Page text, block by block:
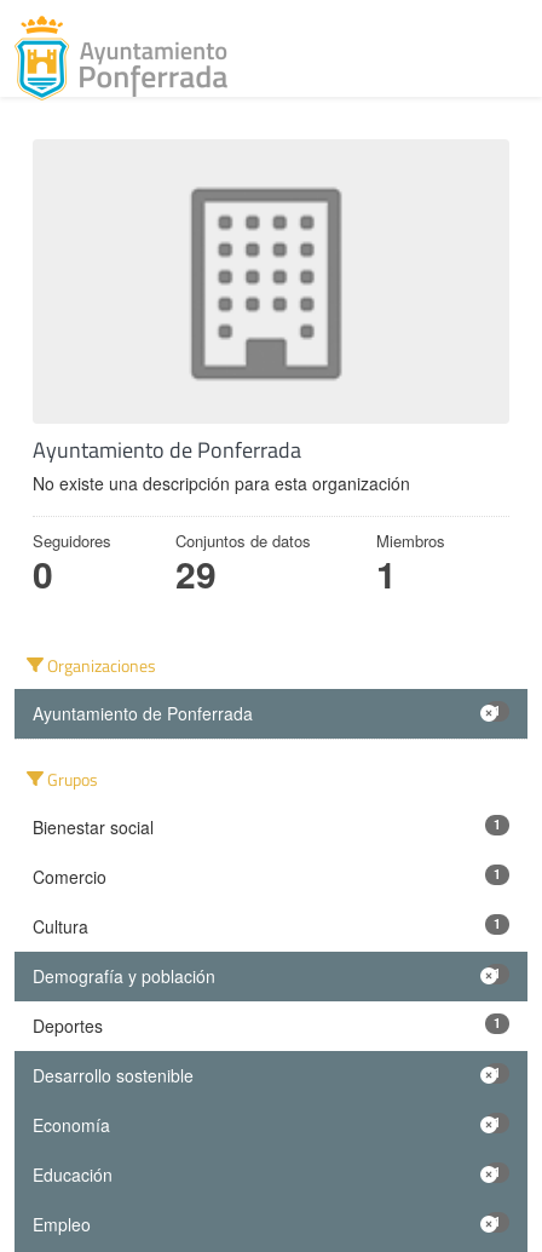
Ayuntamiento de Ponferrada
No existe una descripción para esta organización
Seguidores
0
Conjuntos de datos
29
Miembros
1
Organizaciones
Ayuntamiento de Ponferrada 1
Grupos
Bienestar social 1
Comercio 1
Cultura 1
Demografía y población 1
Deportes 1
Desarrollo sostenible 1
Economía 1
Educación 1
Empleo 1